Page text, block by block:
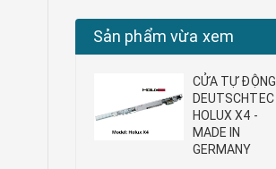
Sản phẩm vừa xem
CỬA TỰ ĐỘNG
DEUTSCHTEC
HOLUX X4 -
MADE IN
GERMANY